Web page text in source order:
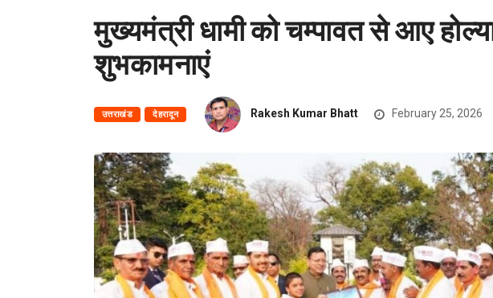
मुख्यमंत्री धामी को चम्पावत से आए
शुभकामनाएं
उत्तराखंड देहरादून Rakesh Kumar Bhatt February 25, 2026